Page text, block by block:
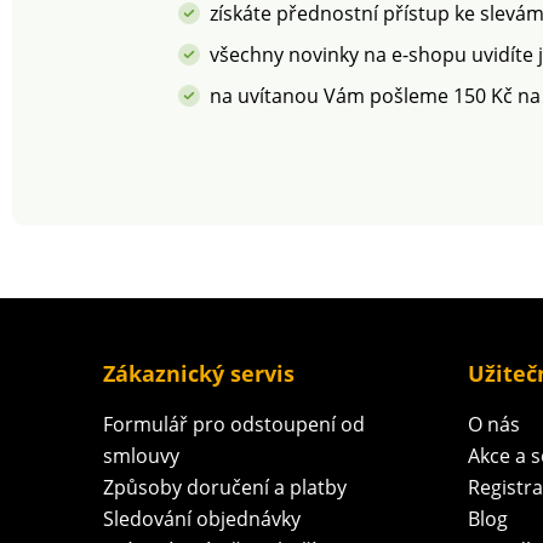
získáte přednostní přístup ke
všechny novinky na e-shopu uvidíte
na uvítanou Vám pošleme 150 Kč
Zákaznický servis
Formulář pro odstoupení od
smlouvy
Způsoby doručení a platby
Sledování objednávky
O nás
Akce a
Blog